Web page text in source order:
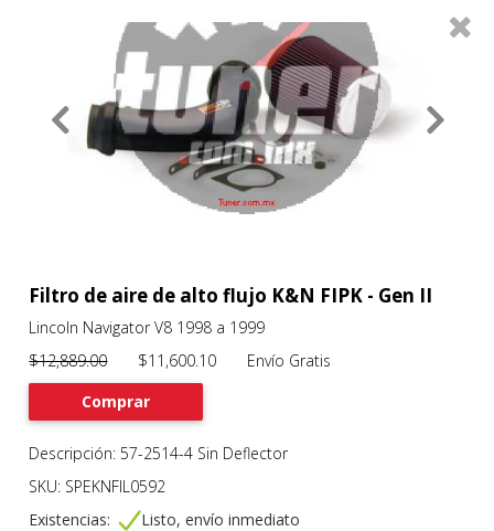
About
Services
Productos Filtros 0
Previous
Filtro de aire de alto flujo K&N FIPK - Gen II
Lincoln Navigator V8 1998 a 1999
$12,889.00$11,600.10 Envío Gratis
Comprar
Descripción: 57-2514-4 Sin Deflector
SKU: SPEKNFIL0592
Existencias:
Listo, envío inmediato